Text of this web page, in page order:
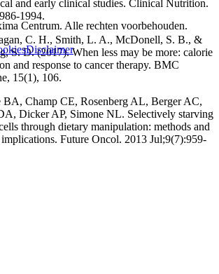
and early clinical studies. Clinical Nutrition.
1994.
C. H., Smith, L. A., McDonell, S. B., &
S. D. (2017). When less may be more: calorie
and response to cancer therapy. BMC
15(1), 106.
BA, Champ CE, Rosenberg AL, Berger AC,
Dicker AP, Simone NL. Selectively starving
through dietary manipulation: methods and
Future Oncol. 2013 Jul;9(7):959-
Centrum. Alle rechten voorbehouden.
Disclaimer